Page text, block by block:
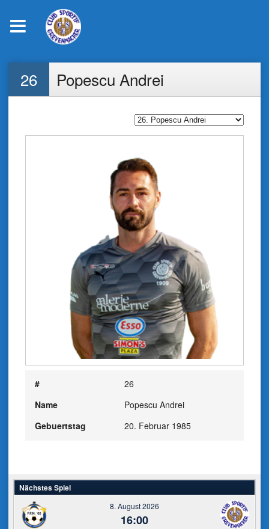
26 Popescu Andrei
#
26
Name
Popescu Andrei
Gebuertstag
20. Februar 1985
Nächstes Spiel
8. August 2026
16:00